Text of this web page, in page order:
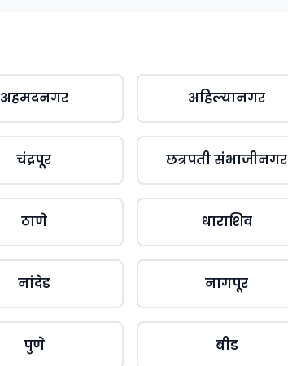
अहमदनगर अहिल्यानगर
चंद्रपूर छत्रपती संभाजीनगर
ठाणे धाराशिव
नांदेड नागपूर
पुणे बीड